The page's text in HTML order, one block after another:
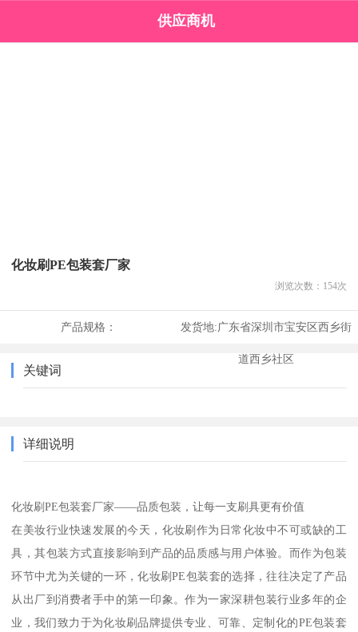
供应商机
化妆刷PE包装套厂家
浏览次数： 154次
产品规格： 发货地:广东省深圳市宝安区西乡街
道西乡社区
关键词
详细说明
化妆刷PE包装套厂家——品质包装，让每一支刷具更有价值
在美妆行业快速发展的今天，化妆刷作为日常化妆中不可或缺的工
具，其包装方式直接影响到产品的品质感与用户体验。而作为包装
环节中尤为关键的一环，化妆刷PE包装套的选择，往往决定了产品
从出厂到消费者手中的第一印象。作为一家深耕包装行业多年的企
业，我们致力于为化妆刷品牌提供专业、可靠、定制化的PE包装套